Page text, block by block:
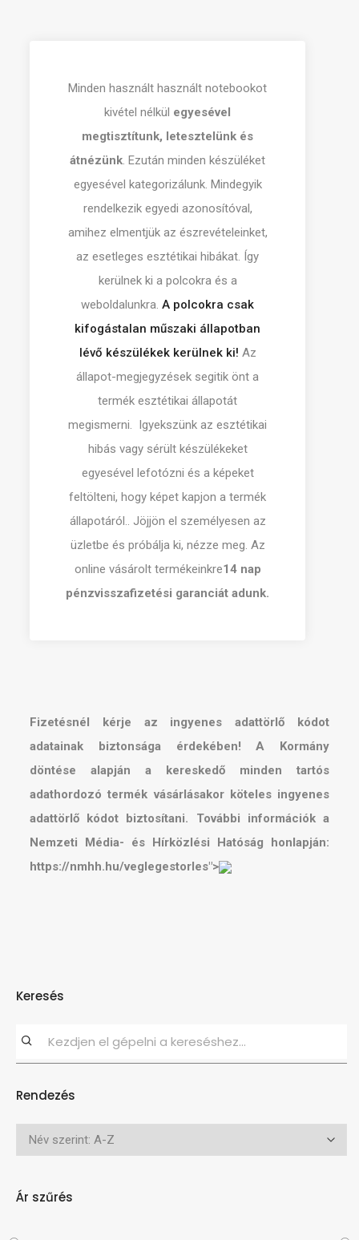
Minden használt használt notebookot
kivétel nélkül egyesével
megtisztítunk, letesztelünk és
átnézünk. Ezután minden készüléket
egyesével kategorizálunk. Mindegyik
rendelkezik egyedi azonosítóval,
amihez elmentjük az észrevételeinket,
az esetleges esztétikai hibákat. Így
kerülnek ki a polcokra és a
weboldalunkra. A polcokra csak
kifogástalan műszaki állapotban
lévő készülékek kerülnek ki! Az
állapot-megjegyzések segitik önt a
termék esztétikai állapotát
megismerni. Igyekszünk az esztétikai
hibás vagy sérült készülékeket
egyesével lefotózni és a képeket
feltölteni, hogy képet kapjon a termék
állapotáról.. Jöjjön el személyesen az
üzletbe és próbálja ki, nézze meg. Az
online vásárolt termékeinkre14 nap
pénzvisszafizetési garanciát adunk.
Fizetésnél kérje az ingyenes adattörlő kódot
adatainak biztonsága érdekében! A Kormány
döntése alapján a kereskedő minden tartós
adathordozó termék vásárlásakor köteles ingyenes
adattörlő kódot biztosítani. További információk a
Nemzeti Média- és Hírközlési Hatóság honlapján:
https://nmhh.hu/veglegestorles">
Keresés
Rendezés
Ár szűrés